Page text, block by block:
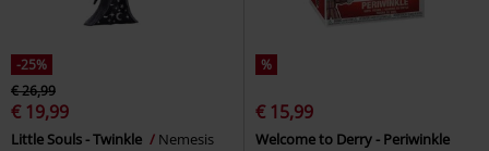
-25%
€ 26,99
€ 19,99
Little Souls - Twinkle
Nemesis
%
€ 15,99
Welcome to Derry - Periwinkle